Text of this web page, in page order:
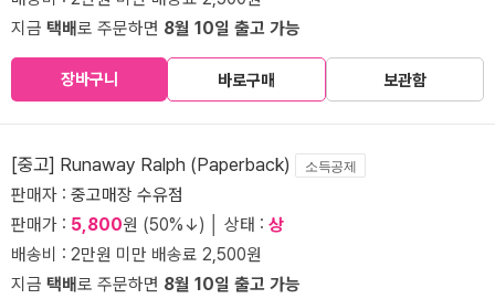
지금 택배로 주문하면 8월 10일 출고 가능
장바구니 바로구매 보관함
[중고] Runaway Ralph (Paperback) 소득공제
판매자 : 중고매장 수유점
판매가 : 5,800원 (50%↓) │ 상태 : 상
배송비 : 2만원 미만 배송료 2,500원
지금 택배로 주문하면 8월 10일 출고 가능